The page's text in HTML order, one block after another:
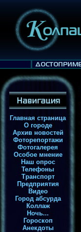
Главная страница
О городе
Архив новостей
Фоторепортажи
Фотогалерея
Особое мнение
Наш опрос
Телефоны
Транспорт
Предприятия
Видео
Город абсурда
Коллаж
Ночь...
Гороскоп
Анекдоты